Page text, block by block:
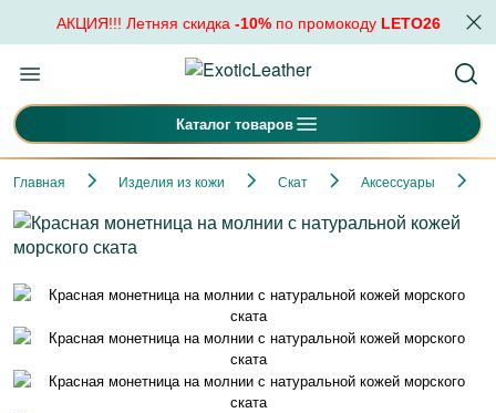
АКЦИЯ!!! Летняя скидка -10%по промокоду LETO26
Каталог товаров
Главная Изделия из кожи Скат Аксессуары